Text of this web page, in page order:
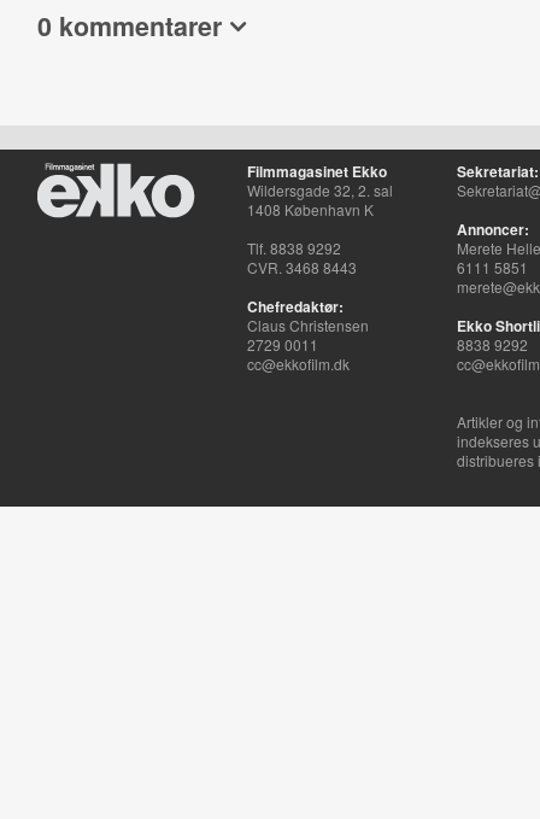
0 kommentarer
Filmmagasinet Ekko
Wildersgade 32, 2. sal
1408 København K
Tlf. 8838 9292
CVR. 3468 8443
Chefredaktør:
Claus Christensen
2729 0011
cc@ekkofilm.dk
Sekretariat:
Annoncer:
Merete
6111 5851
Ekko
8838 9292
Artikler og
indekseres
distribueres